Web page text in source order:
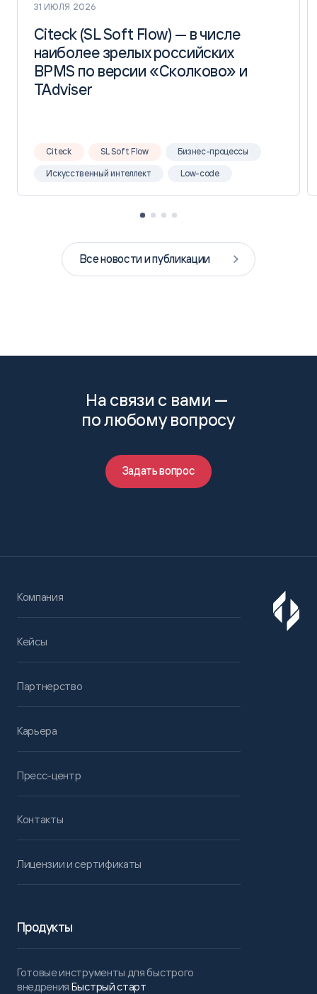
31 ИЮЛЯ 2026
Citeck (SL Soft Flow) — в числе
наиболее зрелых российских
BPMS по версии «Сколково» и
TAdviser
Citeck (SL Soft Flow) — в числе
наиболее зрелых российских
BPMS по версии «Сколково» и
TAdviser
Citeck SL Soft Flow Бизнес-процессы
Искусственный интеллект Low-code
Все новости и публикации
На связи с вами —
по любому вопросу
Задать вопрос
Компания
Кейсы
Партнерство
Карьера
Пресс-центр
Контакты
Лицензии и сертификаты
Продукты
Готовые инструменты для быстрого
внедрения Быстрый старт